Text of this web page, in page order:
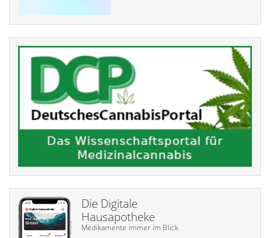
Die Digitale
Hausapotheke
Medikamente immer im Blick